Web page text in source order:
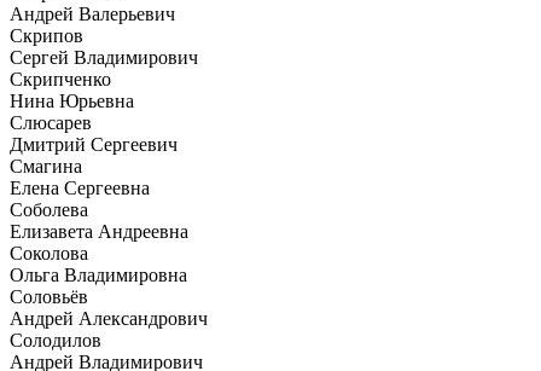
Андрей Валерьевич
Скрипов
Сергей Владимирович
Скрипченко
Нина Юрьевна
Слюсарев
Дмитрий Сергеевич
Смагина
Елена Сергеевна
Соболева
Елизавета Андреевна
Соколова
Ольга Владимировна
Соловьёв
Андрей Александрович
Солодилов
Андрей Владимирович